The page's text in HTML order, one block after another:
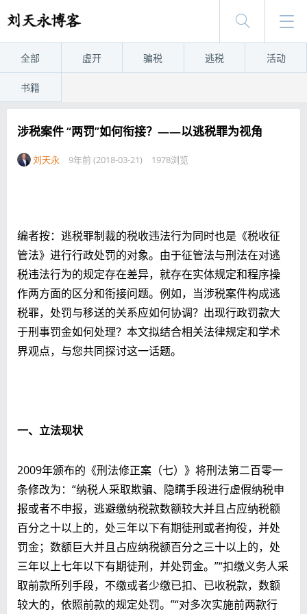
全部 虚开 骗税 逃税 活动
书籍
涉税案件 “两罚”如何衔接？——以逃税罪为视角
刘天永 9年前 (2018-03-21) 1978浏览
编者按：逃税罪制裁的税收违法行为同时也是《税收征
管法》进行行政处罚的对象。由于征管法与刑法在对逃
税违法行为的规定存在差异，就存在实体规定和程序操
作两方面的区分和衔接问题。例如，当涉税案件构成逃
税罪，处罚与移送的关系应如何协调？出现行政罚款大
于刑事罚金如何处理？本文拟结合相关法律规定和学术
界观点，与您共同探讨这一话题。
一、立法现状
2009年颁布的《刑法修正案（七）》将刑法第二百零一
条修改为：“纳税人采取欺骗、隐瞒手段进行虚假纳税申
报或者不申报，逃避缴纳税款数额较大并且占应纳税额
百分之十以上的，处三年以下有期徒刑或者拘役，并处
罚金；数额巨大并且占应纳税额百分之三十以上的，处
三年以上七年以下有期徒刑，并处罚金。”“扣缴义务人采
取前款所列手段，不缴或者少缴已扣、已收税款，数额
较大的，依照前款的规定处罚。”“对多次实施前两款行